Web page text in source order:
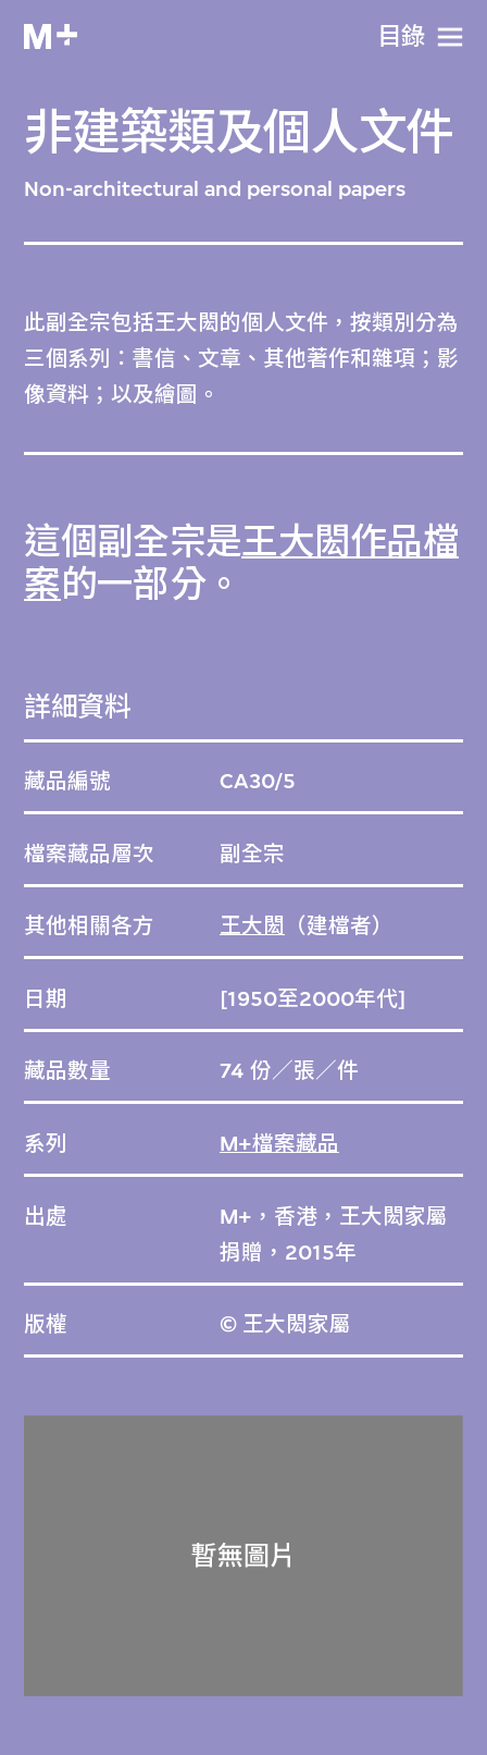
目​錄
非建築類及個人文件
Non-architectural and personal papers
此副全宗包括王大閎的個人文件，按類別分為
三個系列：書信、文章、其他著作和雜項；影
像資料；以及繪圖。
這個副全宗是王大閎作品檔
案的一部分。
詳細資料
藏品編號 CA30/5
檔案藏品層次 副全宗
其他相關各方 王大閎 （建檔者）
日期 [1950至2000年代]
藏品數量 74 份／張／件
系列 M+檔案藏品
出處
M+，香港，王大閎家屬
捐贈，2015年
版權 © 王大閎家屬